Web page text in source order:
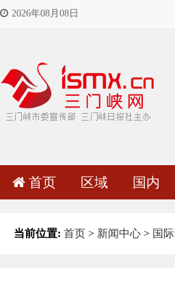
2026年08月08日
首页 区域 国内
当前位置: 首页 > 新闻中心 > 国际